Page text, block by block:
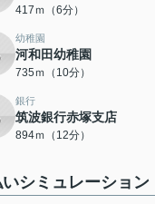
417ｍ（6分）
幼稚園
河和田幼稚園
735ｍ（10分）
銀行
筑波銀行赤塚支店
894ｍ（12分）
シミュレーション